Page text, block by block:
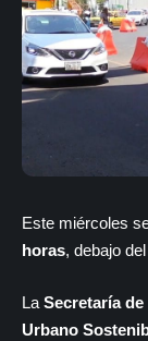
Este miércoles
horas, debajo
La Secretaría
Urbano